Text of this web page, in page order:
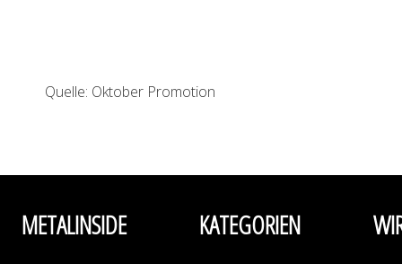
Quelle: Oktober Promotion
METALINSIDE KATEGORIEN